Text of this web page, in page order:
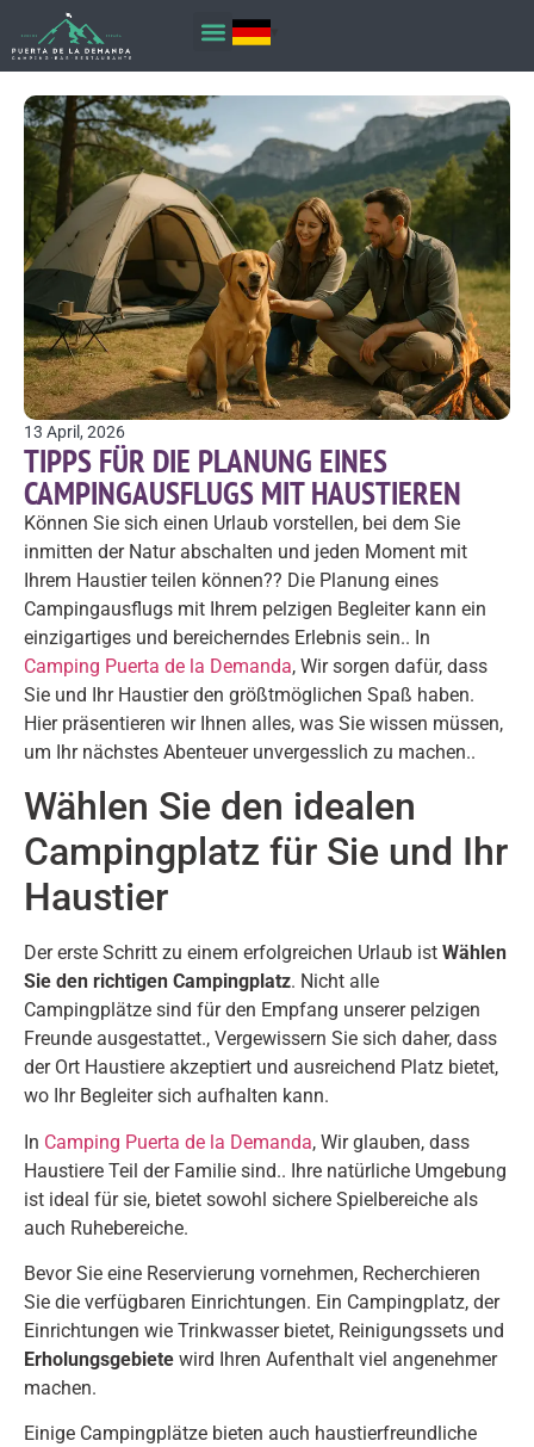
13 April, 2026
TIPPS FÜR DIE PLANUNG EINES
CAMPINGAUSFLUGS MIT HAUSTIEREN
Können Sie sich einen Urlaub vorstellen, bei dem Sie
inmitten der Natur abschalten und jeden Moment mit
Ihrem Haustier teilen können?? Die Planung eines
Campingausflugs mit Ihrem pelzigen Begleiter kann ein
einzigartiges und bereicherndes Erlebnis sein.. In
Camping Puerta de la Demanda, Wir sorgen dafür, dass
Sie und Ihr Haustier den größtmöglichen Spaß haben.
Hier präsentieren wir Ihnen alles, was Sie wissen müssen,
um Ihr nächstes Abenteuer unvergesslich zu machen..
Wählen Sie den idealen
Campingplatz für Sie und Ihr
Haustier
Der erste Schritt zu einem erfolgreichen Urlaub ist Wählen
Sie den richtigen Campingplatz. Nicht alle
Campingplätze sind für den Empfang unserer pelzigen
Freunde ausgestattet., Vergewissern Sie sich daher, dass
der Ort Haustiere akzeptiert und ausreichend Platz bietet,
wo Ihr Begleiter sich aufhalten kann.
In Camping Puerta de la Demanda, Wir glauben, dass
Haustiere Teil der Familie sind.. Ihre natürliche Umgebung
ist ideal für sie, bietet sowohl sichere Spielbereiche als
auch Ruhebereiche.
Bevor Sie eine Reservierung vornehmen, Recherchieren
Sie die verfügbaren Einrichtungen. Ein Campingplatz, der
Einrichtungen wie Trinkwasser bietet, Reinigungssets und
Erholungsgebiete wird Ihren Aufenthalt viel angenehmer
machen.
Einige Campingplätze bieten auch haustierfreundliche